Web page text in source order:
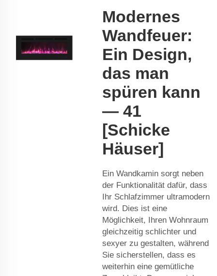
Modernes
Wandfeuer:
Ein Design,
das man
spüren kann
— 41
[Schicke
Häuser]
Ein Wandkamin sorgt neben
der Funktionalität dafür, dass
Ihr Schlafzimmer ultramodern
wird. Dies ist eine
Möglichkeit, Ihren Wohnraum
gleichzeitig schlichter und
sexyer zu gestalten, während
Sie sicherstellen, dass es
weiterhin eine gemütliche